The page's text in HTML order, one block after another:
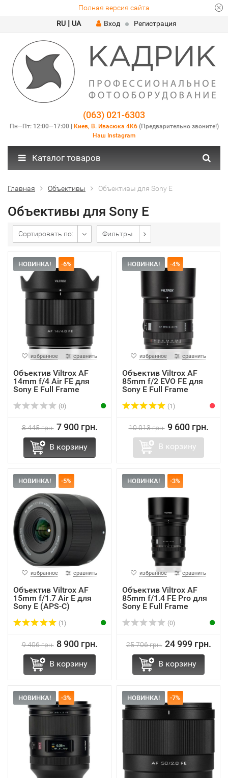
Полная версия сайта
RU | UA Вход Регистрация
(063) 021-6303
Пн—Пт: 12:00—17:00 | Киев, В. Ивасюка 4К6(Предварительно звоните!)
Наш Instagram
Каталог товаров
Главная Объективы Объективы для Sony E
Объективы для Sony E
Сортировать по: Фильтры
НОВИНКА! -6%
избранное сравнить
Объектив Viltrox AF
14mm f/4 Air FE для
Sony E Full Frame
(0)
8 445 грн. 7 900 грн.
В корзину
НОВИНКА! -4%
избранное сравнить
Объектив Viltrox AF
85mm f/2 EVO FE для
Sony E Full Frame
(1)
10 013 грн. 9 600 грн.
В корзину
НОВИНКА! -5%
избранное сравнить
Объектив Viltrox AF
15mm f/1.7 Air E для
Sony E (APS-C)
(1)
9 406 грн. 8 900 грн.
В корзину
НОВИНКА! -3%
избранное сравнить
Объектив Viltrox AF
85mm f/1.4 FE Pro для
Sony E Full Frame
(0)
25 706 грн. 24 999 грн.
В корзину
НОВИНКА! -3% НОВИНКА! -7%